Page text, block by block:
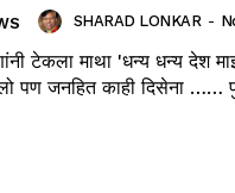
SHARAD LONKAR -
टेकला माथा 'धन्य धन्य देश
पण जनहित काही दिसेना ……